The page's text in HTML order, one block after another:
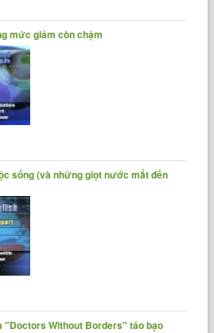
mức giảm còn chậm
sống (và những giọt nước mắt đến
"Doctors Without Borders" táo bạo